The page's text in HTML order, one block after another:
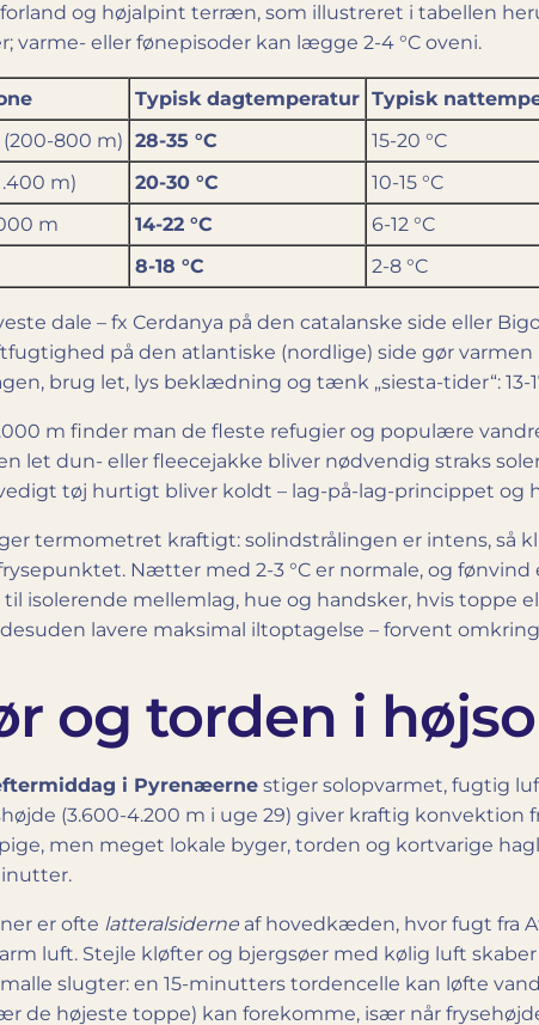
og højalpint terræn, som illustreret i tabellen
varme- eller føn­episoder kan lægge 2-4 °C oveni.
Typisk dagtemperatur Typisk
800 m) 28-35 °C
15-20 °C
m)
20-30 °C
10-15 °C
m
14-22 °C
6-12 °C
8-18 °C 2-8 °C
dale – fx Cerdanya på den catalanske side eller
på den atlantiske (nordlige) side gør
brug let, lys beklædning og tænk „siesta-tider“:
m finder man de fleste refugier og populære
let dun- eller fleecejakke bliver nødvendig straks
tøj hurtigt bliver koldt – lag-på-lag-princippet
termometret kraftigt: solindstrålingen er intens, så
Nætter med 2-3 °C er normale, og fønvind
til isolerende mellemlag, hue og handsker, hvis
lavere maksimal iltoptagelse – forvent
og torden i
i Pyrenæerne stiger solopvarmet, fugtig
(3.600-4.200 m i uge 29) giver kraftig konvektion
men meget lokale byger, torden og kortvarige
er ofte latteralsiderne af hovedkæden, hvor fugt fra
luft. Stejle kløfter og bjergsøer med kølig luft
slugter: en 15-minutters tordencelle kan løfte
de højeste toppe) kan forekomme, især når